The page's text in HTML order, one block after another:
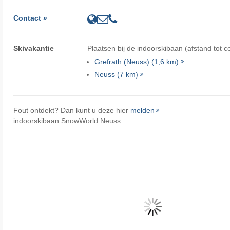
Contact »
Skivakantie
Plaatsen bij de indoorskibaan (afstand tot
Grefrath (Neuss) (1,6 km)
Neuss (7 km)
Fout ontdekt? Dan kunt u deze hier melden
indoorskibaan SnowWorld Neuss